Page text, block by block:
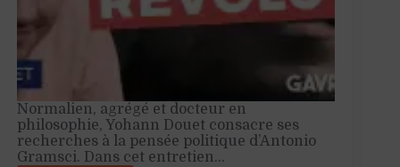
Normalien, agrégé et docteur en
philosophie, Yohann Douet consacre ses
recherches à la pensée politique d’Antonio
Gramsci. Dans cet entretien…